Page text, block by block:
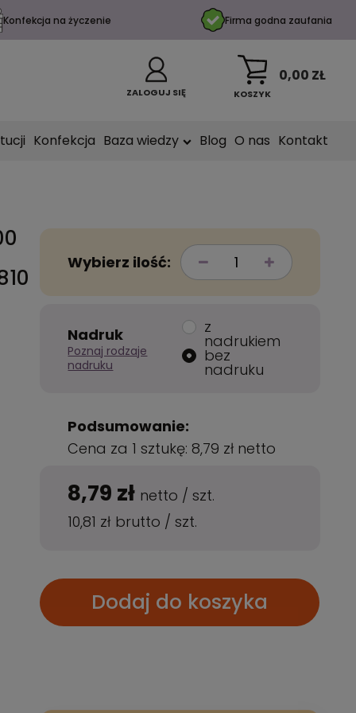
Konfekcja na życzenie Firma godna zaufania
ZALOGUJ SIĘ KOSZYK
0,00 ZŁ
Konfekcja Baza wiedzy Blog O nas Kontakt
Wybierz ilość:
Nadruk
Poznaj rodzaje
nadruku
z
nadrukiem
bez
nadruku
Podsumowanie:
Cena za 1 sztukę: 8,79 zł netto
8,79 zł netto /szt.
10,81 zł brutto /szt.
Dodaj do koszyka